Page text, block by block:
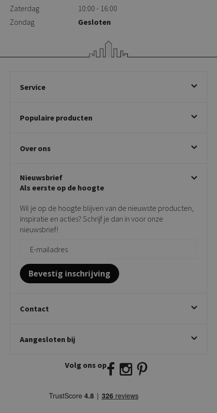
Zaterdag
10:00 - 16:00
Zondag
Gesloten
Service
Betalen & annuleren
Klachtafhandeling
Privacy policy
Populaire producten
Draaibare eetkamerstoelen
Taupe stoelen
Tuinstoelen
Bijzettafels
Over ons
Showroom
Contact
Onderhoudsproducten
Vloerbescherming
Giftcards
Nieuwsbrief
Als eerste op de hoogte
Wil je op de hoogte blijven van de nieuwste producten,
inspiratie en acties? Schrijf je dan in voor onze
nieuwsbrief!
Bevestig inschrijving
Contact
Twijnstraweg 2
info@kickcollection.nl
Aangesloten bij
Volg ons op